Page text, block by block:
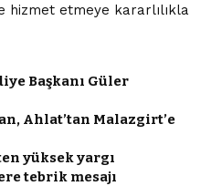
hizmet etmeye kararlılıkla
Başkanı Güler
Ahlat’tan Malazgirt’e
yüksek yargı
tebrik mesajı